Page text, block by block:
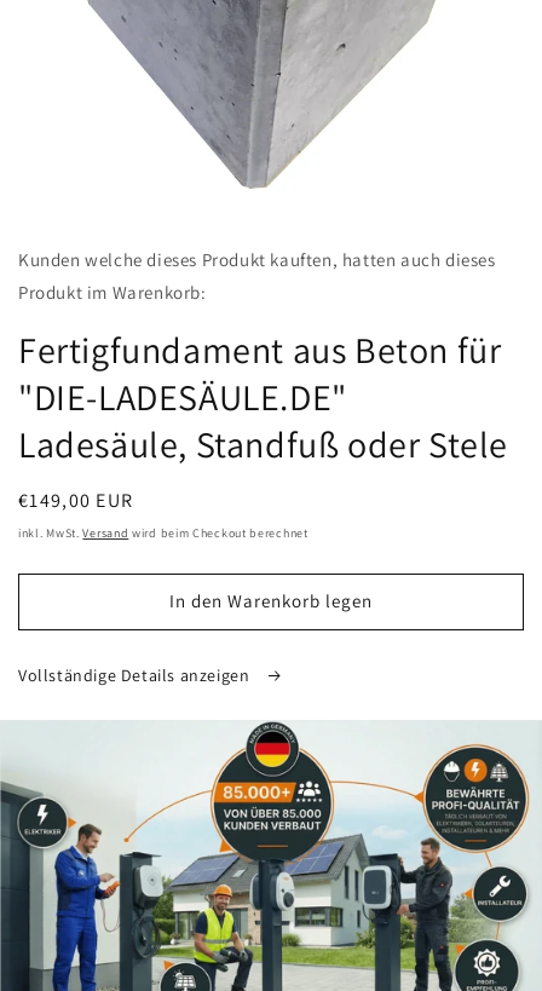
in
öffnen
Kunden welche dieses Produkt kauften, hatten auch dieses
Produkt im Warenkorb:
Fertigfundament aus Beton für
"DIE-LADESÄULE.DE"
Ladesäule, Standfuß oder Stele
Normaler
Preis
€149,00 EUR
inkl. MwSt.Versand wird beim Checkout berechnet
In den Warenkorb legen
Vollständige Details anzeigen